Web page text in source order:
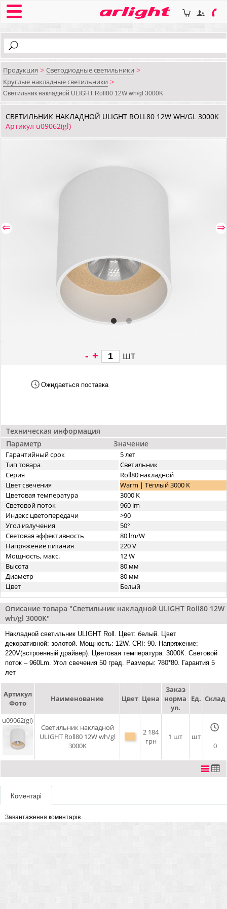
Продукция > Светодиодные светильники >
Круглые накладные светильники >
Светильник накладной ULIGHT Roll80 12W wh/gl 3000K
СВЕТИЛЬНИК НАКЛАДНОЙ ULIGHT ROLL80 12W WH/GL 3000K
Артикул u09062(gl)
⇐ ⇒
Техническая информация
Параметр
Значение
Гарантийный срок
5 лет
Тип товара
Светильник
Серия
Roll80 накладной
Цвет свечения
Warm | Тёплый 3000 K
Цветовая температура
3000 K
Световой поток
960 lm
Индекс цветопередачи
>90
Угол излучения
50°
Световая эффективность
80 lm/W
Напряжение питания
220 V
Мощность, макс.
12 W
Высота
80 мм
Диаметр
80 мм
Цвет
Белый
- + шт
Ожидаеться поставка
Описание товара "Светильник накладной ULIGHT Roll80 12W
wh/gl 3000K"
Накладной светильник ULIGHT Roll. Цвет: белый. Цвет
декоративной: золотой. Мощность: 12W. CRI: 90. Напряжение:
220V(встроенный драйвер). Цветовая температура: 3000К. Световой
поток – 960Lm. Угол свечения 50 град. Размеры: ?80*80. Гарантия 5
лет
Артикул
Фото
Наименование Цвет Цена
Заказ
норма
уп.
Ед. Склад
u09062(gl)
Светильник накладной
ULIGHT Roll80 12W wh/gl
3000K
2 184
грн
1 шт
шт
0
Коментарі
Завантаження коментарів...